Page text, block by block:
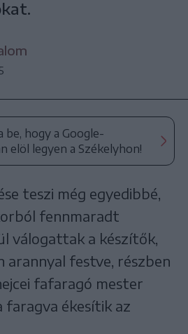
hogy a Google-
elöl legyen a Székelyhon!
teszi még egyedibbé,
fennmaradt
válogattak a készítők,
arannyal festve, részben
fafaragó mester
faragva ékesítik az